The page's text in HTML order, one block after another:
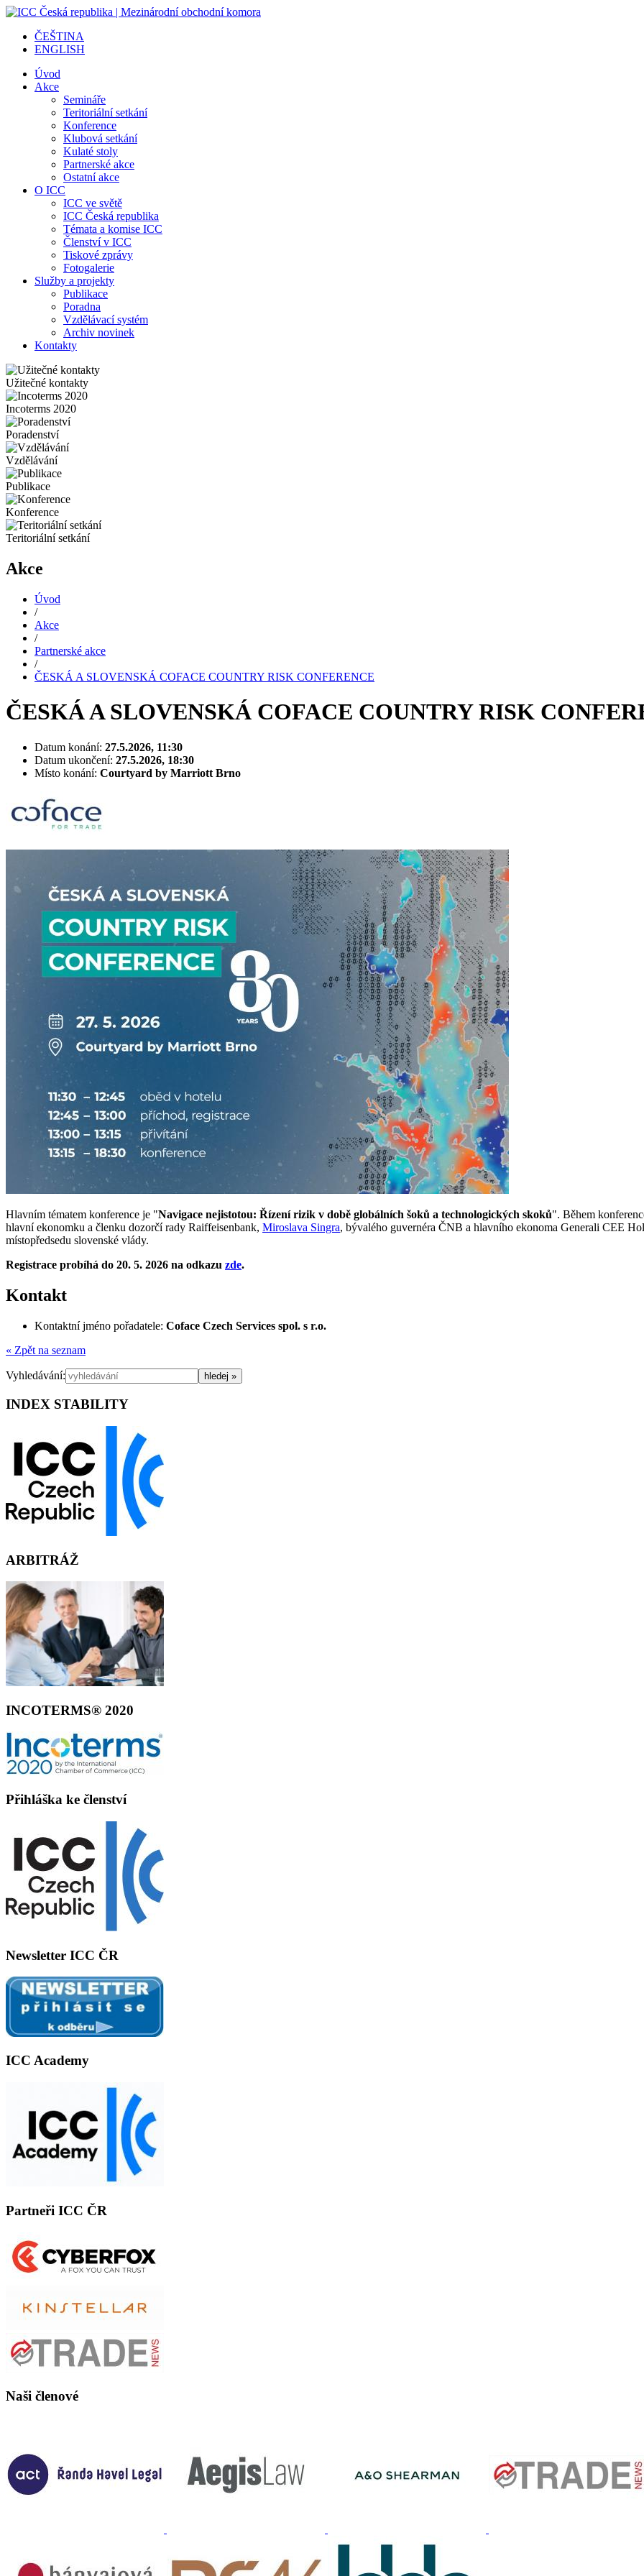
ČEŠTINA
ENGLISH
Úvod
Akce
Semináře
Teritoriální setkání
Konference
Klubová setkání
Kulaté stoly
Partnerské akce
Ostatní akce
O ICC
ICC ve světě
ICC Česká republika
Témata a komise ICC
Členství v ICC
Tiskové zprávy
Fotogalerie
Služby a projekty
Publikace
Poradna
Vzdělávací systém
Archiv novinek
Kontakty
Užitečné kontakty
Incoterms 2020
Poradenství
Vzdělávání
Publikace
Konference
Teritoriální setkání
Akce
Úvod
/
Akce
/
Partnerské akce
/
ČESKÁ A SLOVENSKÁ COFACE COUNTRY RISK CONFERENCE
ČESKÁ A SLOVENSKÁ COFACE COUNTRY RISK
Datum konání: 27.5.2026, 11:30
Datum ukončení: 27.5.2026, 18:30
Místo konání: Courtyard by Marriott Brno
Hlavním tématem konference je "Navigace nejistotou: Řízení rizik v době globálních šoků a technologických skoků". Během
hlavní ekonomku a členku dozorčí rady Raiffeisenbank, Miroslava Singra, bývalého guvernéra ČNB a hlavního ekonoma Generali CEE
místopředsedu slovenské vlády.
Registrace probíhá do 20. 5. 2026 na odkazu zde.
Kontakt
Kontaktní jméno pořadatele: Coface Czech Services spol. s r.o.
« Zpět na seznam
Vyhledávání:
INDEX STABILITY
ARBITRÁŽ
INCOTERMS® 2020
Přihláška ke členství
Newsletter ICC ČR
ICC Academy
Partneři ICC ČR
Naši členové